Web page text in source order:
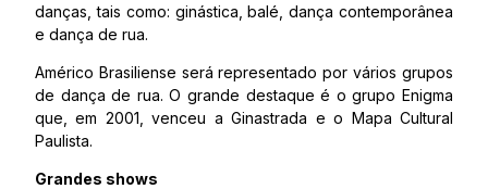
danças, tais como: ginástica, balé, dança contemporânea
e dança de rua.
Américo Brasiliense será representado por vários grupos
de dança de rua. O grande destaque é o grupo Enigma
que, em 2001, venceu a Ginastrada e o Mapa Cultural
Paulista.
Grandes shows